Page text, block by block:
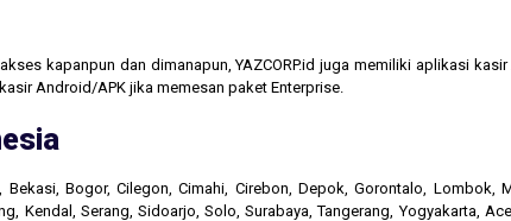
kapanpun dan dimanapun, YAZCORP.id juga memiliki aplikasi
Android/APK jika memesan paket Enterprise.
Bogor, Cilegon, Cimahi, Cirebon, Depok, Gorontalo, Lombok,
Kendal, Serang, Sidoarjo, Solo, Surabaya, Tangerang, Yogyakarta,